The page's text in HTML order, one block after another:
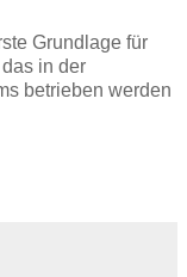
Grundlage für
in der
betrieben werden